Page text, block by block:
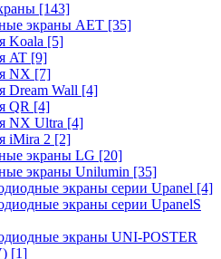
[143]
экраны AET [35]
Koala [5]
AT [9]
NX [7]
Dream Wall [4]
QR [4]
NX Ultra [4]
iMira 2 [2]
экраны LG [20]
экраны Unilumin [35]
экраны серии Upanel [4]
экраны серии UpanelS
экраны UNI-POSTER
[1]